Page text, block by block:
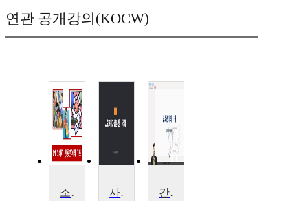
연관 공개강의(KOCW)
소비자행동론 사회복지자료분석론 간호관리학1